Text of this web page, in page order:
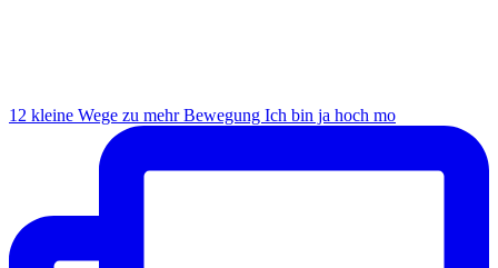
12 kleine Wege zu mehr Bewegung Ich bin ja hoch mo